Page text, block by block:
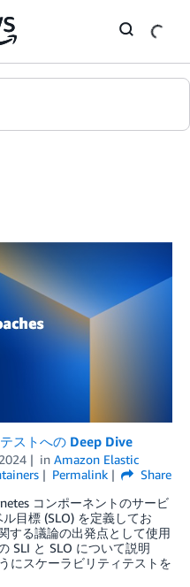
ストへの Deep Dive
in Amazon Elastic
Permalink
Share
コンポーネントのサービ
目標 (SLO) を定義してお
する議論の出発点として使用
SLI と SLO について説明
にスケーラビリティテストを